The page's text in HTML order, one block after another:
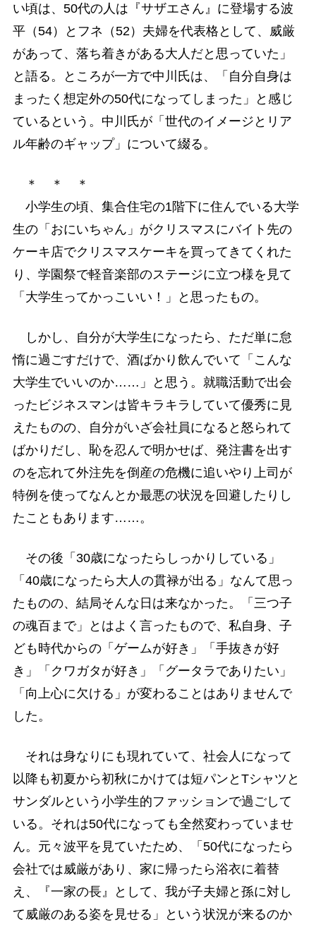
い頃は、50代の人は『サザエさん』に登場する波
平（54）とフネ（52）夫婦を代表格として、威厳
があって、落ち着きがある大人だと思っていた」
と語る。ところが一方で中川氏は、「自分自身は
まったく想定外の50代になってしまった」と感じ
ているという。中川氏が「世代のイメージとリア
ル年齢のギャップ」について綴る。
＊ ＊ ＊
小学生の頃、集合住宅の1階下に住んでいる大学
生の「おにいちゃん」がクリスマスにバイト先の
ケーキ店でクリスマスケーキを買ってきてくれた
り、学園祭で軽音楽部のステージに立つ様を見て
「大学生ってかっこいい！」と思ったもの。
しかし、自分が大学生になったら、ただ単に怠
惰に過ごすだけで、酒ばかり飲んでいて「こんな
大学生でいいのか……」と思う。就職活動で出会
ったビジネスマンは皆キラキラしていて優秀に見
えたものの、自分がいざ会社員になると怒られて
ばかりだし、恥を忍んで明かせば、発注書を出す
のを忘れて外注先を倒産の危機に追いやり上司が
特例を使ってなんとか最悪の状況を回避したりし
たこともあります……。
その後「30歳になったらしっかりしている」
「40歳になったら大人の貫禄が出る」なんて思っ
たものの、結局そんな日は来なかった。「三つ子
の魂百まで」とはよく言ったもので、私自身、子
ども時代からの「ゲームが好き」「手抜きが好
き」「クワガタが好き」「グータラでありたい」
「向上心に欠ける」が変わることはありませんで
した。
それは身なりにも現れていて、社会人になって
以降も初夏から初秋にかけては短パンとTシャツと
サンダルという小学生的ファッションで過ごして
いる。それは50代になっても全然変わっていませ
ん。元々波平を見ていたため、「50代になったら
会社では威厳があり、家に帰ったら浴衣に着替
え、『一家の長』として、我が子夫婦と孫に対し
て威厳のある姿を見せる」という状況が来るのか